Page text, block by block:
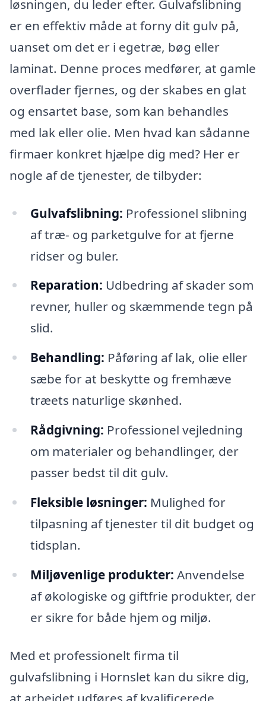
løsningen, du leder efter. Gulvafslibning
er en effektiv måde at forny dit gulv på,
uanset om det er i egetræ, bøg eller
laminat. Denne proces medfører, at gamle
overflader fjernes, og der skabes en glat
og ensartet base, som kan behandles
med lak eller olie. Men hvad kan sådanne
firmaer konkret hjælpe dig med? Her er
nogle af de tjenester, de tilbyder:
Gulvafslibning: Professionel slibning
af træ- og parketgulve for at fjerne
ridser og buler.
Reparation: Udbedring af skader som
revner, huller og skæmmende tegn på
slid.
Behandling: Påføring af lak, olie eller
sæbe for at beskytte og fremhæve
træets naturlige skønhed.
Rådgivning: Professionel vejledning
om materialer og behandlinger, der
passer bedst til dit gulv.
Fleksible løsninger: Mulighed for
tilpasning af tjenester til dit budget og
tidsplan.
Miljøvenlige produkter: Anvendelse
af økologiske og giftfrie produkter, der
er sikre for både hjem og miljø.
Med et professionelt firma til
gulvafslibning i Hornslet kan du sikre dig,